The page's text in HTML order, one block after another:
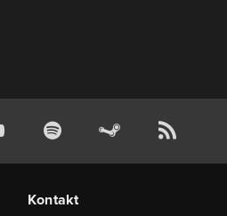
Kontakt